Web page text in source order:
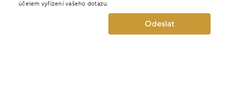
účelem vyřízení vašeho dotazu.
Odeslat